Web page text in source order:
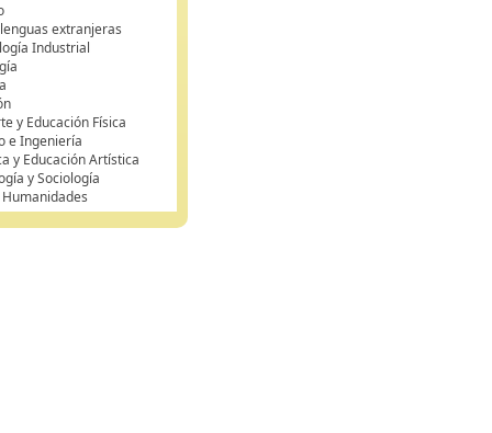
extranjeras
Industrial
y Educación Física
e Ingeniería
y Educación Artística
y Sociología